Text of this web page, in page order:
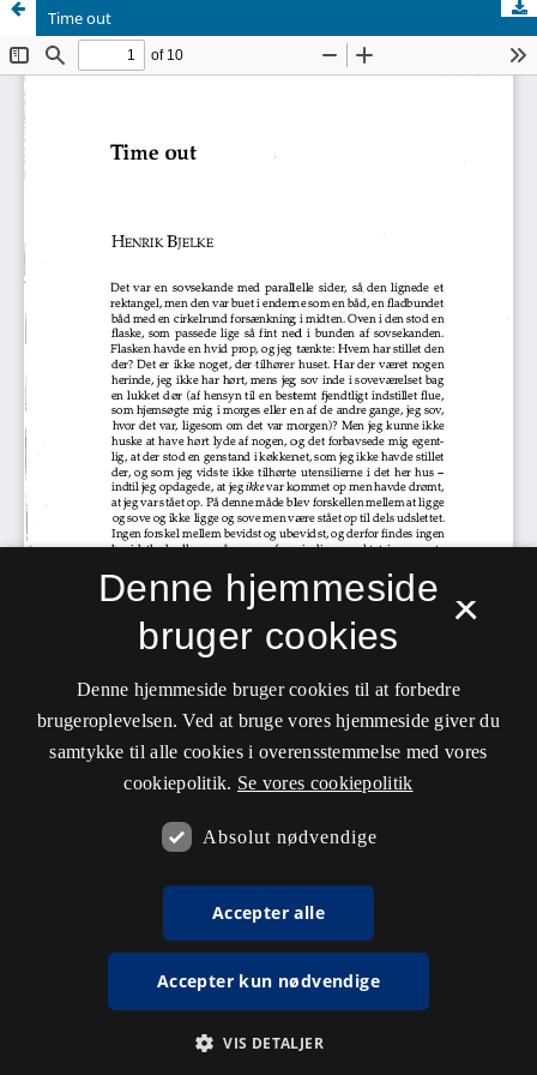
Time out
×
Denne hjemmeside
bruger cookies
Denne hjemmeside bruger cookies til at forbedre
brugeroplevelsen. Ved at bruge vores hjemmeside giver du
samtykke til alle cookies i overensstemmelse med vores
cookiepolitik. Se vores cookiepolitik
Absolut nødvendige
Accepter alle
Accepter kun nødvendige
VIS DETALJER